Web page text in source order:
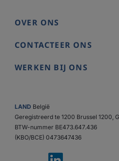
OVER ONS
CONTACTEER ONS
WERKEN BIJ ONS
LAND België
Geregistreerd te 1200 Brussel 1200,
BTW-nummer BE473.647.436
(KBO/BCE) 0473647436